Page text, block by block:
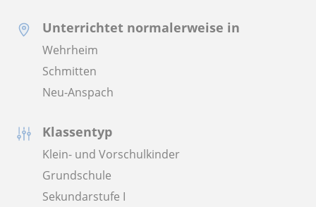
Unterrichtet normalerweise in
Wehrheim
Schmitten
Neu-Anspach
Klassentyp
Klein- und Vorschulkinder
Grundschule
Sekundarstufe I